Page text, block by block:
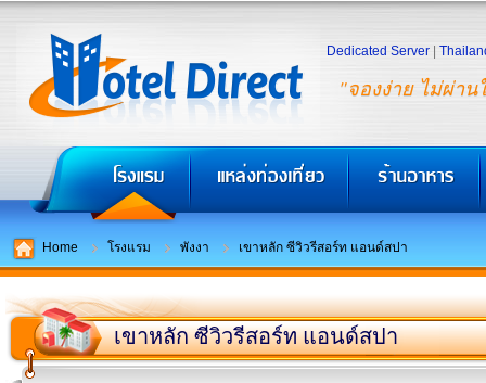
"จองง่าย ไม่ผ่าน
Dedicated Server
Home โรงแรม พังงา เขาหลัก ซีวิวรีสอร์ท แอนด์สปา
เขาหลัก ซีวิวรีสอร์ท แอนด์สปา